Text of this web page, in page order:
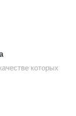
которых